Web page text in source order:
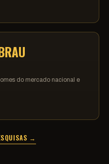
do mercado nacional e
→